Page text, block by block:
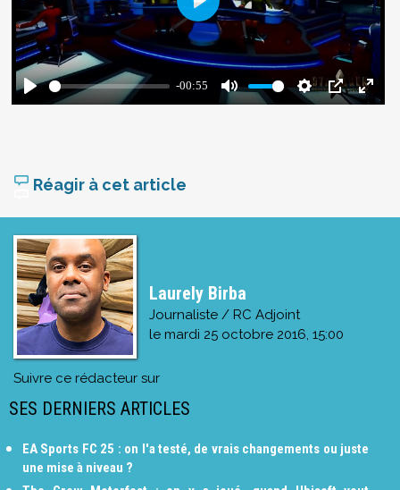
Réagir à cet article
Laurely Birba
Journaliste / RC Adjoint
le mardi 25 octobre 2016, 15:00
Suivre ce rédacteur sur
SES DERNIERS ARTICLES
EA Sports FC 25 : on l'a testé, de vrais changements ou juste
une mise à niveau ?